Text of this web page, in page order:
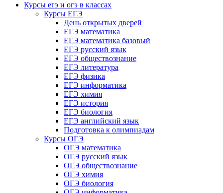
Курсы егэ и огэ в классах
Курсы ЕГЭ
День открытых дверей
ЕГЭ математика
ЕГЭ математика базовый
ЕГЭ русский язык
ЕГЭ обществознание
ЕГЭ литература
ЕГЭ физика
ЕГЭ информатика
ЕГЭ химия
ЕГЭ история
ЕГЭ биология
ЕГЭ английский язык
Подготовка к олимпиадам
Курсы ОГЭ
ОГЭ математика
ОГЭ русский язык
ОГЭ обществознание
ОГЭ химия
ОГЭ биология